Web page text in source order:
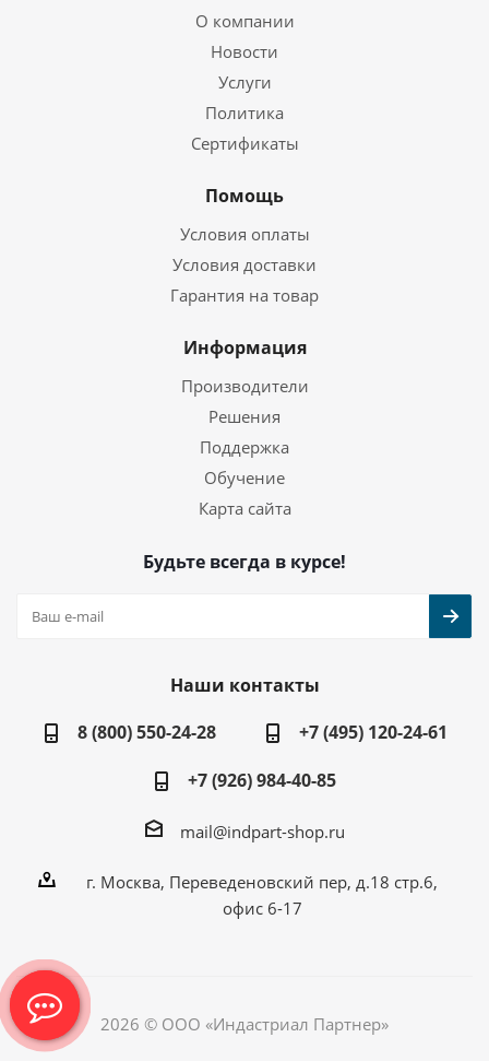
О компании
Новости
Услуги
Политика
Сертификаты
Помощь
Условия оплаты
Условия доставки
Гарантия на товар
Информация
Производители
Решения
Поддержка
Обучение
Карта сайта
Будьте всегда в курсе!
Наши контакты
8 (800) 550-24-28
+7 (495) 120-24-61
+7 (926) 984-40-85
mail@indpart-shop.ru
г. Москва, Переведеновский пер, д.18 стр.6,
офис 6-17
2026 © ООО «Индастриал Партнер»